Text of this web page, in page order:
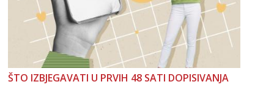
tel:0,93€ - mob:1,12€ min
Čekam tvoj poziv!
Tel:064/677-677- Kod: #72
ŠTO IZBJEGAVATI U PRVIH 48 SATI DOPISIVANJA